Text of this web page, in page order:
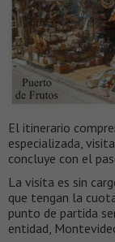
El itinerario
especializada,
concluye con el
La visita es sin
que tengan la
punto de partida
entidad,